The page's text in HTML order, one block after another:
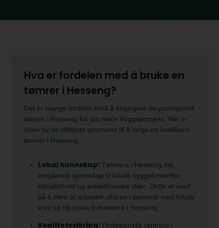
Hva er fordelen med å bruke en
tømrer i Hesseng?
Det er mange fordeler med å engasjere en profesjonell
tømrer i Hesseng for ditt neste byggeprosjekt. Her er
noen av de viktigste grunnene til å velge en kvalifisert
tømrer i Hesseng:
Lokal kunnskap: Tømrere i Hesseng har
inngående kjennskap til lokale byggeforskrifter,
klimaforhold og arkitektoniske stiler. Dette er med
på å sikre at arbeidet utføres i samsvar med lokale
krav og tilpasses forholdene i Hesseng.
Kvalitetssikring: Profesjonelle tømrere i